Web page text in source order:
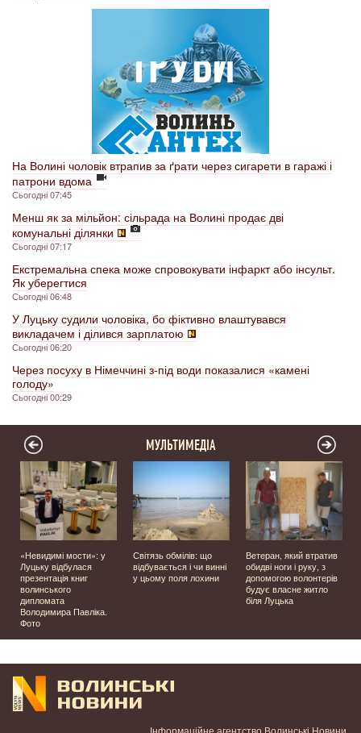
На Волині чоловік втрапив за ґрати через сигарети в гаражі і
патрони вдома
Сьогодні 07:45
Менш як за мільйон: сільрада на Волині продає дві
комунальні ділянки
Сьогодні 07:17
Екстремальна спека може спровокувати інфаркт або інсульт.
Як уберегтися
Сьогодні 06:48
У Луцьку судили чоловіка, бо фіктивно влаштувався
викладачем і ділився зарплатою
Сьогодні 06:20
Через посуху в Німеччині з-під води показалися «камені
голоду»
Сьогодні 00:29
МУЛЬТИМЕДІА
«Невидимі мости»: у
Луцьку відбулася
презентація книг
волинського
дипломата
Володимира Павліка.
Фото
Світязь обмілів: що
відбувається і чи винні
у цьому поля лохини
Ветеран, який втратив
обидві ноги і руку, з
допомогою волонтерів
будує власне житло
біля Луцька